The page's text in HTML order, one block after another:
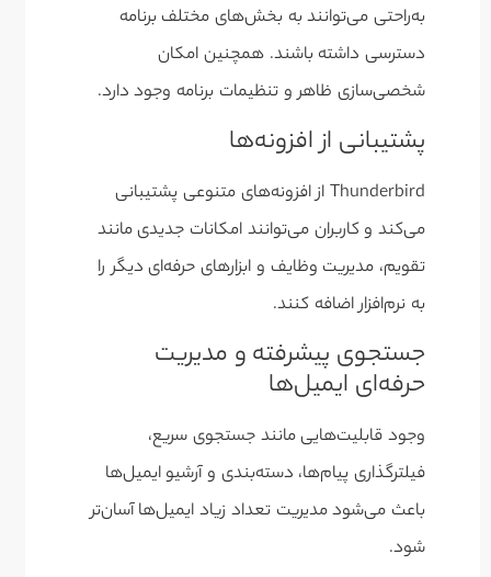
به‌راحتی می‌توانند به بخش‌های مختلف برنامه
دسترسی داشته باشند. همچنین امکان
شخصی‌سازی ظاهر و تنظیمات برنامه وجود دارد.
پشتیبانی از افزونه‌ها
Thunderbird از افزونه‌های متنوعی پشتیبانی
می‌کند و کاربران می‌توانند امکانات جدیدی مانند
تقویم، مدیریت وظایف و ابزارهای حرفه‌ای دیگر را
به نرم‌افزار اضافه کنند.
جستجوی پیشرفته و مدیریت
حرفه‌ای ایمیل‌ها
وجود قابلیت‌هایی مانند جستجوی سریع،
فیلترگذاری پیام‌ها، دسته‌بندی و آرشیو ایمیل‌ها
باعث می‌شود مدیریت تعداد زیاد ایمیل‌ها آسان‌تر
شود.